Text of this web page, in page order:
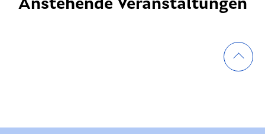
Anstehende Veranstaltungen